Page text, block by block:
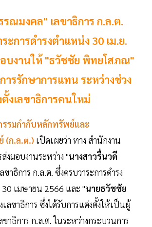
รณมงคล" เลขาธิการ ก.ล.ต.
ะการดำรงตำแหน่ง 30 เม.ย.
บงานให้ "ธวัชชัย พิทยโสภณ"
ารรักษาการแทน ระหว่างช่วง
งเลขาธิการคนใหม่
รมกำกับหลักทรัพย์และ
(ก.ล.ต.) เปิดเผยว่า ทาง สำนักงาน
งมอบงานระหว่าง "นางสาวรื่นวดี
ขาธิการ ก.ล.ต. ซึ่งครบวาระการดำรง
เมษายน 2566 และ "นายธวัชชัย
เลขาธิการ ซึ่งได้รับการแต่งตั้งให้เป็นผู้
าธิการ ก.ล.ต. ในระหว่างกระบวนการ